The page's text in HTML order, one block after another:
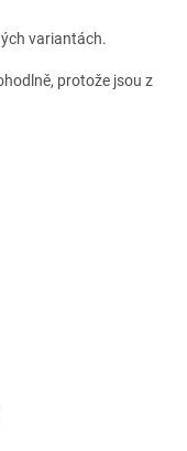
variantách.
protože jsou z